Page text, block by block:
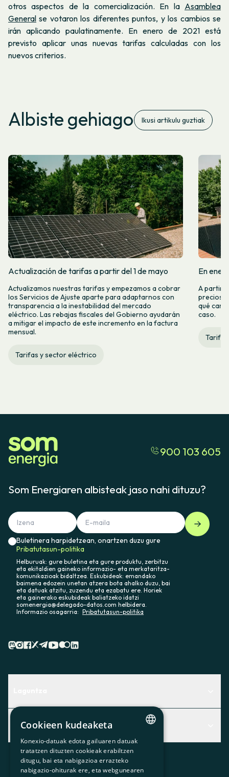
otros aspectos de la comercialización. En la Asamblea
General se votaron los diferentes puntos, y los cambios se
irán aplicando paulatinamente. En enero de 2021 está
previsto aplicar unas nuevas tarifas calculadas con los
nuevos criterios.
Albiste gehiago Ikusi artikulu guztiak
Actualización de tarifas a partir del 1 de mayo
Actualizamos nuestras tarifas y empezamos a cobrar
los Servicios de Ajuste aparte para adaptarnos con
transparencia a la inestabilidad del mercado
eléctrico. Las rebajas fiscales del Gobierno ayudarán
a mitigar el impacto de este incremento en la factura
mensual.
Tarifas y sector eléctrico
En
A partir
precios
qué
caso.
900 103 605
Som Energiaren albisteak jaso nahi dituzu?
Buletinera harpidetzean, onartzen duzu gure
Pribatutasun-politika
Helburuak: gure buletina eta gure produktu, zerbitzu
eta ekitaldien gaineko informazio- eta merkataritza-
komunikazioak bidaltzea. Eskubideak: emandako
baimena edozein unetan atzera bota ahalko duzu, bai
eta datuak atzitu, zuzendu eta ezabatu ere. Horiek
eta gainerako eskubideak baliatzeko idatzi
somenergia@delegado-datos.com helbidera.
Informazio osagarria: Pribatutasun-politika
Centro de Ayuda
Aurkitu zerbitzurik egokiena zuretzat
Contacto
Albisteak
Albisteak
Bazkideen txokoa
CATALAN
SPANISH
Cookieen kudeaketa
Konexio-datuak edota gailuaren datuak
tratatzen dituzten cookieak erabiltzen
ditugu, bai eta nabigazioa errazteko
nabigazio-ohiturak ere, eta webgunearen